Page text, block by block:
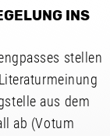
INS
stellen
aus dem
ab (Votum